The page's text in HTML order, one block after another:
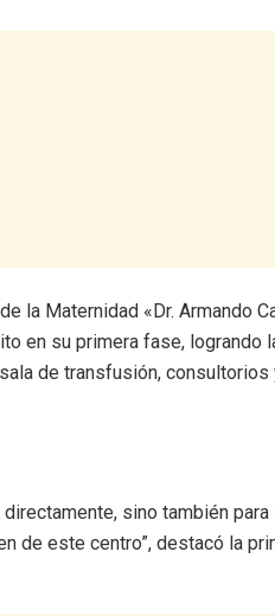
la Maternidad «Dr. Armando
en su primera fase, logrando
de transfusión,
sino también
de este centro”, destacó la